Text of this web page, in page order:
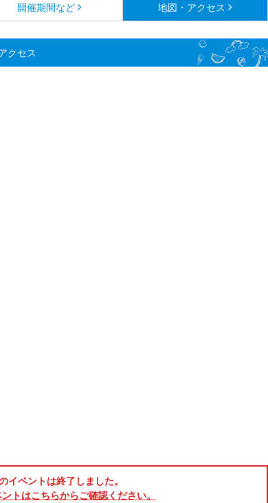
開催期間など 地図・アクセス
クセス
イベントは終了しました。
トはこちらからご確認ください。